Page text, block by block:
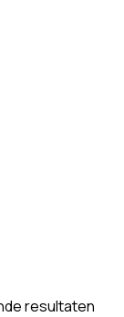
resultaten